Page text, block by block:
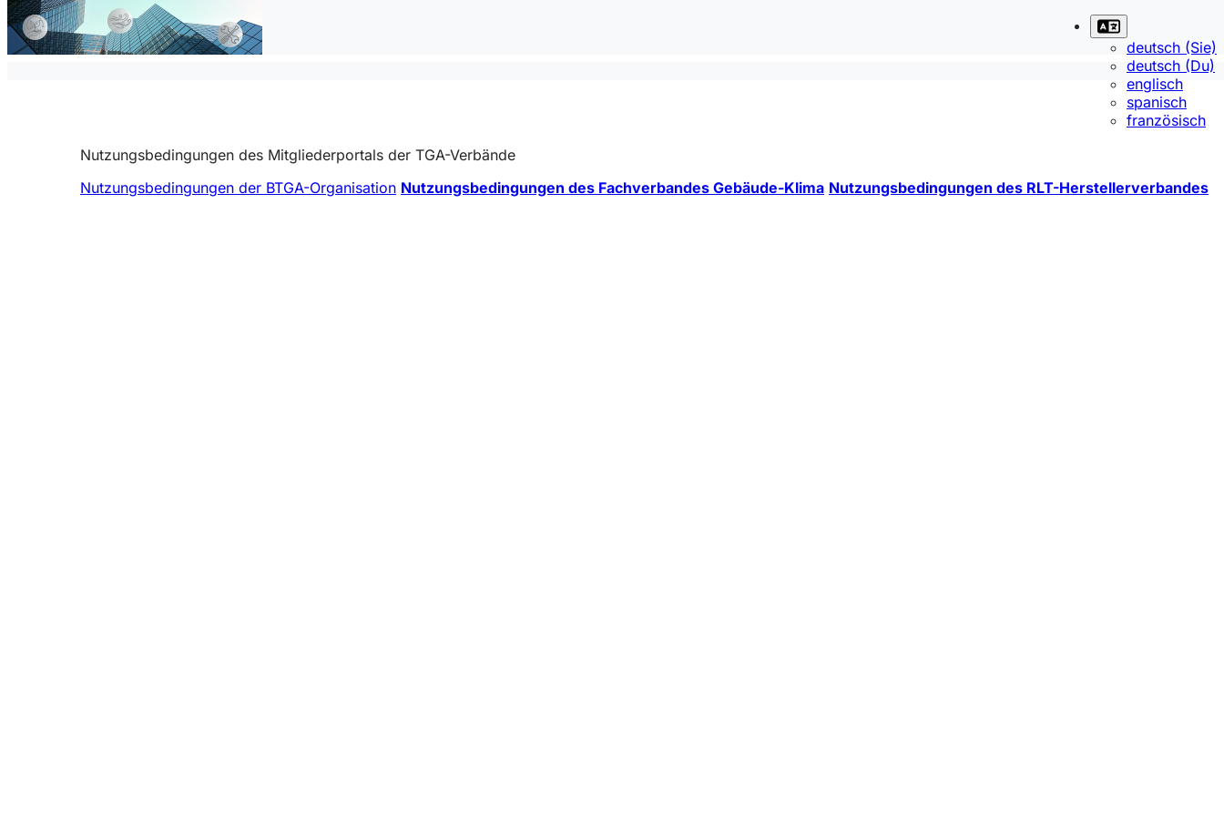
deutsch (Sie)
deutsch (Du)
englisch
spanisch
französisch
Nutzungsbedingungen des Mitgliederportals der TGA-Verbände
Nutzungsbedingungen der BTGA-Organisation Nutzungsbedingungen des Fachverbandes Gebäude-Klima Nutzungsbedingungen des RLT-Herstellerverbandes